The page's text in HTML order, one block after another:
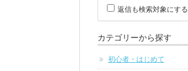
返信も検索対象にする
カテゴリーから探す
初心者・はじめて